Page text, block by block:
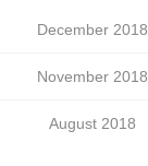
December 2018
November 2018
August 2018